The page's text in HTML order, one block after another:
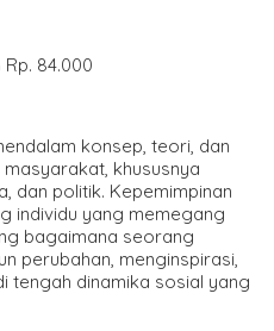
Rp. 84.000
konsep, teori, dan
khususnya
dan politik. Kepemimpinan
individu yang memegang
bagaimana seorang
perubahan, menginspirasi,
tengah dinamika sosial yang